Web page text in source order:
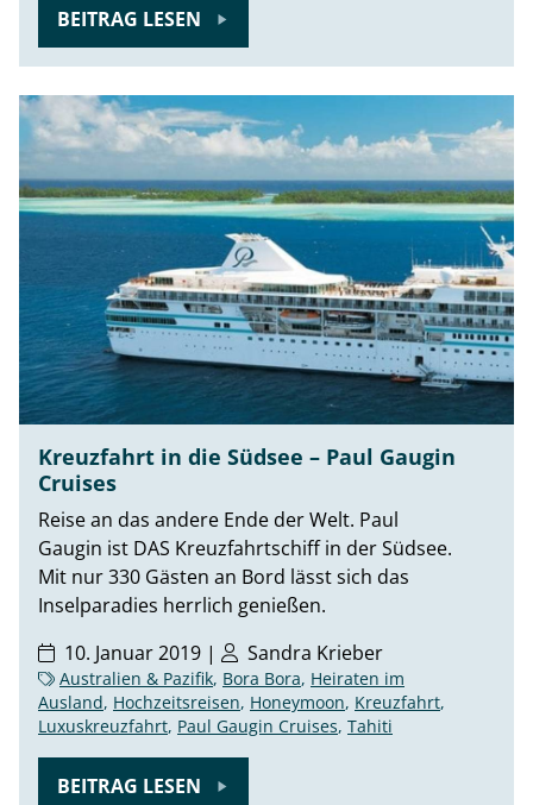
BEITRAG LESEN
Kreuzfahrt in die Südsee – Paul Gaugin
Cruises
Reise an das andere Ende der Welt. Paul
Gaugin ist DAS Kreuzfahrtschiff in der Südsee.
Mit nur 330 Gästen an Bord lässt sich das
Inselparadies herrlich genießen.
10. Januar 2019 |
Sandra Krieber
Australien & Pazifik, Bora Bora, Heiraten im
Ausland, Hochzeitsreisen, Honeymoon, Kreuzfahrt,
Luxuskreuzfahrt, Paul Gaugin Cruises, Tahiti
BEITRAG LESEN